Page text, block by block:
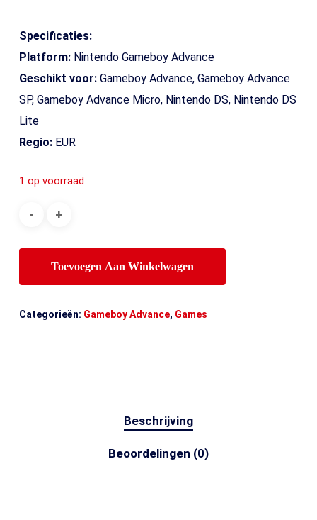
Specificaties:
Platform:Nintendo Gameboy Advance
Geschikt voor:Gameboy Advance, Gameboy Advance
SP, Gameboy Advance Micro, Nintendo DS, Nintendo DS
Lite
Regio:EUR
1 op voorraad
Toevoegen Aan Winkelwagen
Categorieën: Gameboy Advance, Games
Beschrijving
Beoordelingen (0)